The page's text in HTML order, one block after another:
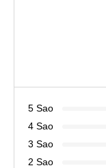
5 Sao
4 Sao
3 Sao
2 Sao